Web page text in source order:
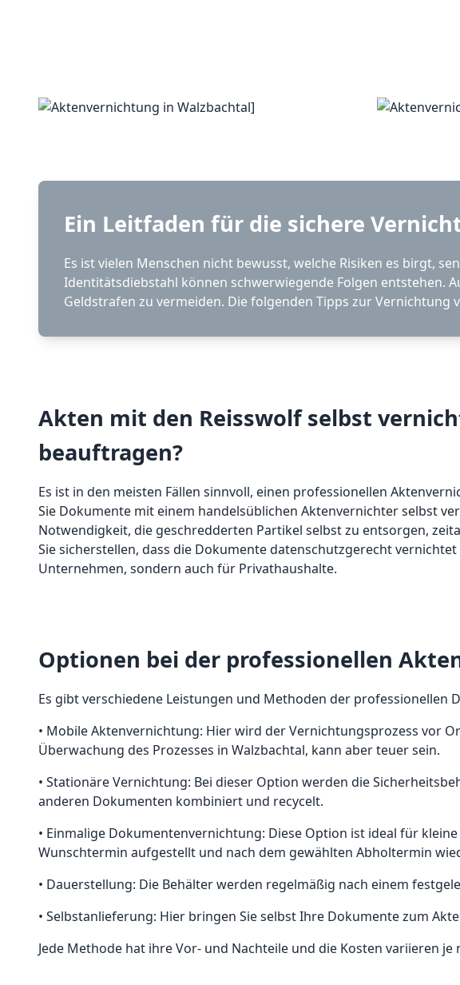
Ein Leitfaden für die sichere
Es ist vielen Menschen nicht bewusst, welche Risiken es birgt,
Identitätsdiebstahl können schwerwiegende Folgen entstehen.
Geldstrafen zu vermeiden. Die folgenden Tipps zur
Akten mit den Reisswolf selbst
beauftragen?
Es ist in den meisten Fällen sinnvoll, einen professionellen
Sie Dokumente mit einem handelsüblichen Aktenvernichter selbst
Notwendigkeit, die geschredderten Partikel selbst zu entsorgen,
Sie sicherstellen, dass die Dokumente datenschutzgerecht
Unternehmen, sondern auch für Privathaushalte.
Optionen bei der professionellen
Es gibt verschiedene Leistungen und Methoden der professionellen
• Mobile Aktenvernichtung: Hier wird der Vernichtungsprozess vor
Überwachung des Prozesses in Walzbachtal, kann aber teuer sein.
• Stationäre Vernichtung: Bei dieser Option werden die
anderen Dokumenten kombiniert und recycelt.
• Einmalige Dokumentenvernichtung: Diese Option ist ideal für
Wunschtermin aufgestellt und nach dem gewählten Abholtermin
• Dauerstellung: Die Behälter werden regelmäßig nach einem
• Selbstanlieferung: Hier bringen Sie selbst Ihre Dokumente zum
Jede Methode hat ihre Vor- und Nachteile und die Kosten variieren